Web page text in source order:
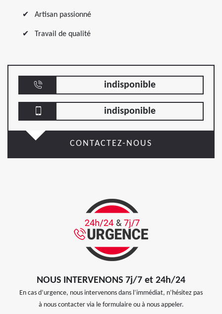
Artisan passionné
Travail de qualité
indisponible
indisponible
CONTACTEZ-NOUS
NOUS INTERVENONS 7j/7 et 24h/24
En cas d’urgence, nous intervenons dans l’immédiat, n’hésitez pas
à nous contacter via le formulaire ou à nous appeler.